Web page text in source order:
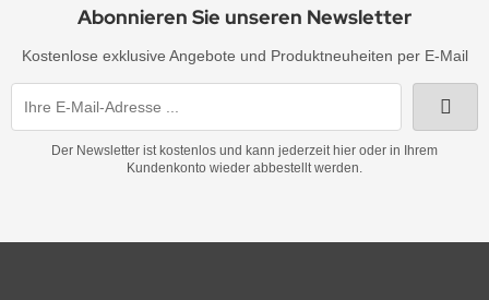
Abonnieren Sie unseren Newsletter
Kostenlose exklusive Angebote und Produktneuheiten per E-Mail
Der Newsletter ist kostenlos und kann jederzeit hier oder in Ihrem
Kundenkonto wieder abbestellt werden.